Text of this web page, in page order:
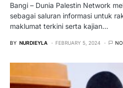
Bangi – Dunia Palestin Network
sebagai saluran informasi untuk
maklumat terkini serta kajian…
BY NURDIEYLA FEBRUARY 5, 2024